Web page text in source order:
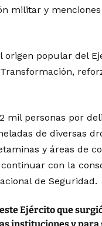
militar y
origen popular del
mil personas por
de diversas
y áreas de
con la
de Seguridad.
Ejército que